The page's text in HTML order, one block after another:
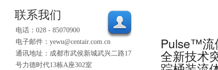
Pulse™流
全新技术
联系我们
电话：028 - 85070900
电子邮件：yewu@centair.com.cn
通讯地址：成都市武侯新城武兴二路17
号力德时代13栋A座302室